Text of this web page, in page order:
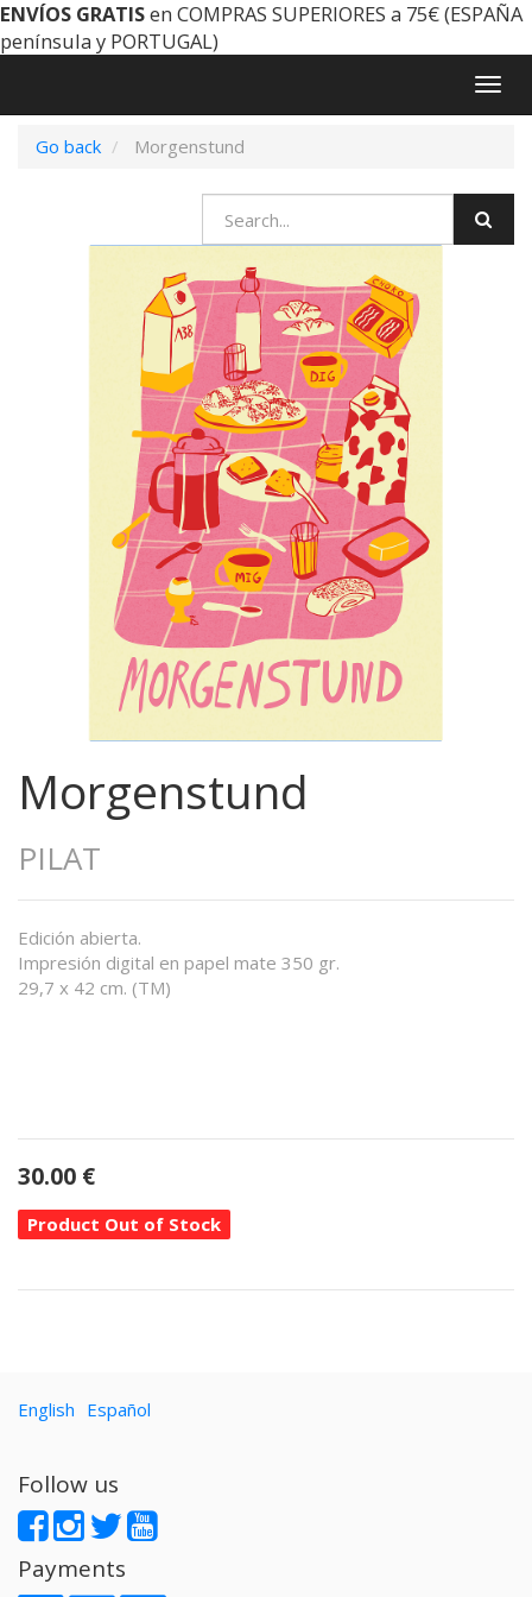
ENVÍOS GRATISen COMPRAS SUPERIORES a 75€ (ESPAÑA
península y PORTUGAL)
Go back
Morgenstund
Morgenstund
PILAT
Edición abierta.
Impresión digital en papel mate 350 gr.
29,7 x 42 cm. (TM)
30.00 €
Product Out of Stock
English Español
Follow us
Payments